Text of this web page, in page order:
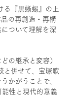
る『黒蜥蜴』の上
の再創造・再構
ついて理解を深
の継承と変容）
と併せて、宝塚歌
かがうことで、
性と現代的意義